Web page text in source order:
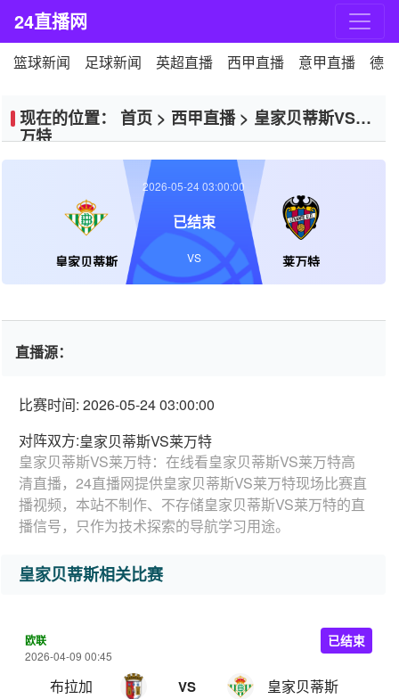
24直播网
篮球新闻 足球新闻 英超直播 西甲直播 意甲直播 德
现在的位置： 首页 > 西甲直播> 皇家贝蒂斯VS莱
万特
皇家贝蒂斯 莱万特
2026-05-24 03:00:00
已结束
VS
直播源：
比赛时间: 2026-05-24 03:00:00
对阵双方:皇家贝蒂斯VS莱万特
皇家贝蒂斯VS莱万特：在线看皇家贝蒂斯VS莱万特高
清直播，24直播网提供皇家贝蒂斯VS莱万特现场比赛直
播视频，本站不制作、不存储皇家贝蒂斯VS莱万特的直
播信号，只作为技术探索的导航学习用途。
皇家贝蒂斯相关比赛
欧联
2026-04-09 00:45
布拉加 VS 皇家贝蒂斯
已结束